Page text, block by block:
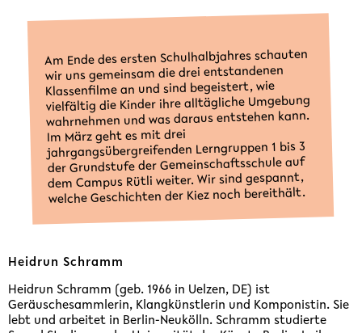
Am Ende des ersten Schulhalbjahres schauten
wir uns gemeinsam die drei entstandenen
Klassenfilme an und sind begeistert, wie
vielfältig die Kinder ihre alltägliche Umgebung
wahrnehmen und was daraus entstehen kann.
Im März geht es mit drei
jahrgangsübergreifenden Lerngruppen 1 bis 3
der Grundstufe der Gemeinschaftsschule auf
dem Campus Rütli weiter. Wir sind gespannt,
welche Geschichten der Kiez noch bereithält.
Heidrun Schramm
Heidrun Schramm (geb. 1966 in Uelzen, DE) ist
Geräuschesammlerin, Klangkünstlerin und Komponistin. Sie
lebt und arbeitet in Berlin-Neukölln. Schramm studierte